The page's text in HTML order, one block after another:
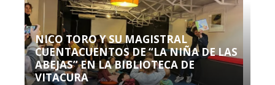
NICO TORO Y SU MAGISTRAL
CUENTACUENTOS DE “LA NIÑA DE LAS
ABEJAS” EN LA BIBLIOTECA DE
VITACURA